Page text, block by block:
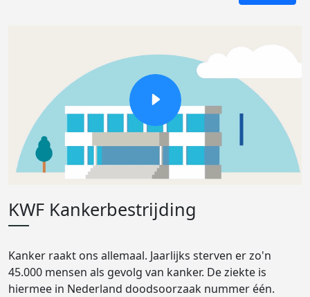
KWF Kankerbestrijding
Kanker raakt ons allemaal. Jaarlijks sterven er zo'n
45.000 mensen als gevolg van kanker. De ziekte is
hiermee in Nederland doodsoorzaak nummer één.